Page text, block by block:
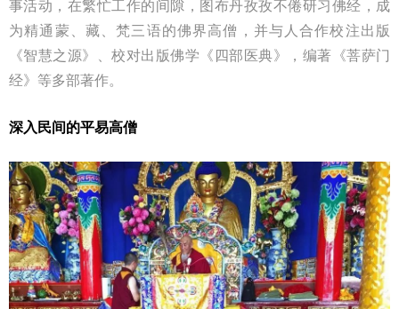
事活动，在繁忙工作的间隙，图布丹孜孜不倦研习佛经，成
为精通蒙、藏、梵三语的佛界高僧，并与人合作校注出版
《智慧之源》、校对出版佛学《四部医典》，编著《菩萨门
经》等多部著作。
深入民间的平易高僧